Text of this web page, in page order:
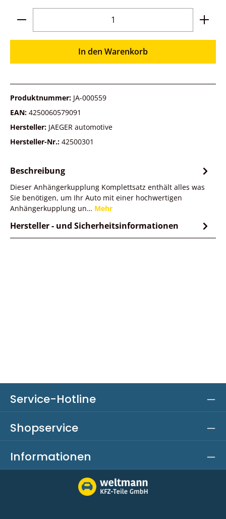
Produkt Anzahl: Gib den gewünschten
In den Warenkorb
Produktnummer: JA-000559
EAN: 4250060579091
Hersteller: JAEGER automotive
Hersteller-Nr.: 42500301
Beschreibung
Dieser Anhängerkupplung Komplettsatz enthält alles was
Sie benötigen, um Ihr Auto mit einer hochwertigen
Anhängerkupplung un… Mehr
Hersteller - und Sicherheitsinformationen
Service-Hotline
Shopservice
Informationen